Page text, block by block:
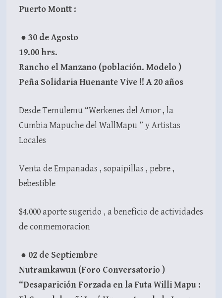
Puerto Montt :
● 30 de Agosto
19.00 hrs.
Rancho el Manzano (población. Modelo )
Peña Solidaria Huenante Vive !! A 20 años
Desde Temulemu “Werkenes del Amor , la
Cumbia Mapuche del WallMapu ” y Artistas
Locales
Venta de Empanadas , sopaipillas , pebre ,
bebestible
$4.000 aporte sugerido , a beneficio de actividades
de conmemoracion
● 02 de Septiembre
Nutramkawun (Foro Conversatorio )
“Desaparición Forzada en la Futa Willi Mapu :